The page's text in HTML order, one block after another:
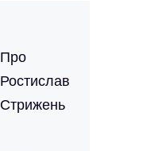
Про
Ростислав
Стрижень